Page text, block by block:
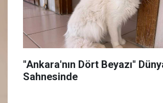
"Ankara'nın Dört Beyazı"
Sahnesinde